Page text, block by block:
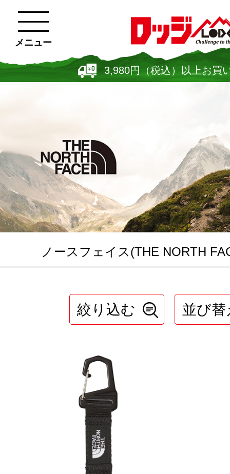
3,980円（税込）以上お買
メニュー
ノースフェイス(THE NORTH
絞り込む 並び替